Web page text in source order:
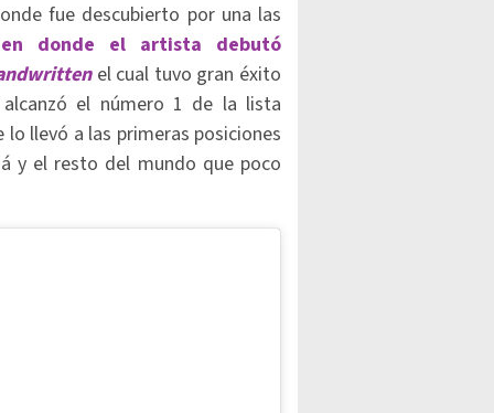
fue descubierto por una las
donde el artista debutó
el cual tuvo gran éxito
el número 1 de la lista
lo llevó a las primeras posiciones
y el resto del mundo que poco